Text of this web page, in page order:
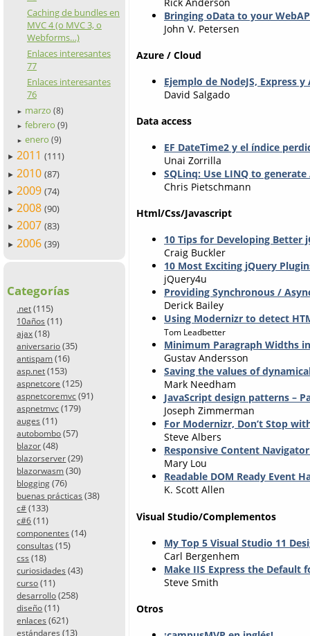
Caching de bundles en
MVC 4 (o MVC 3, o
Webforms…)
Enlaces interesantes
77
Enlaces interesantes
76
► marzo (8)
► febrero (9)
► enero (9)
► 2011 (111)
► 2010 (87)
► 2009 (74)
► 2008 (90)
► 2007 (83)
► 2006 (39)
Categorías
.net (115)
10años (11)
ajax (18)
aniversario (35)
antispam (16)
asp.net (153)
aspnetcore (125)
aspnetcoremvc (91)
aspnetmvc (179)
auges (11)
autobombo (57)
blazor (48)
blazorserver (29)
blazorwasm (30)
blogging (76)
buenas prácticas (38)
c# (133)
c#6 (11)
componentes (14)
consultas (15)
css (18)
curiosidades (43)
curso (11)
desarrollo (258)
diseño (11)
enlaces (621)
estándares (13)
Bringing oData to your
John V. Petersen
Azure / Cloud
Ejemplo de NodeJS, Express
David Salgado
Data access
EF DateTime2 y el índice
Unai Zorrilla
SQLinq: Use LINQ to
Chris Pietschmann
Html/Css/Javascript
10 Tips for Developing Better
Craig Buckler
10 Most Exciting jQuery
jQuery4u
Providing Synchronous /
Derick Bailey
Using Modernizr to detect
Tom Leadbetter
Minimum Paragraph Widths
Gustav Andersson
Saving the values of
Mark Needham
JavaScript design patterns –
Joseph Zimmerman
For Modernizr, Don’t Stop
Steve Albers
Responsive Content
Mary Lou
Readable DOM Ready Event
K. Scott Allen
Visual Studio/Complementos
My Top 5 Visual Studio 11
Carl Bergenhem
Make IIS Express the Default
Steve Smith
Otros